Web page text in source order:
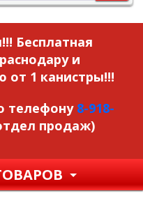
Бесплатная
и
от 1 канистры!!!
телефону 8-918-
продаж)